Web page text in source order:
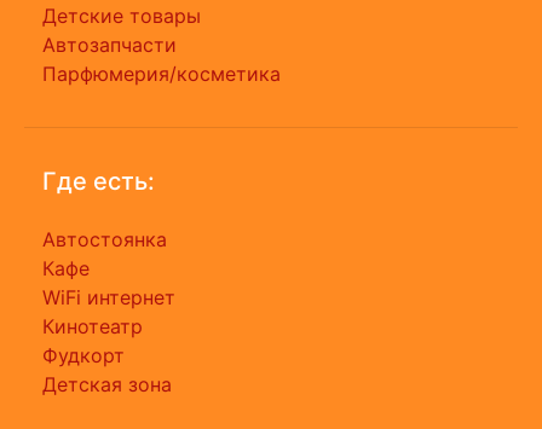
Детские товары
Автозапчасти
Парфюмерия/косметика
Где есть:
Автостоянка
Кафе
WiFi интернет
Кинотеатр
Фудкорт
Детская зона